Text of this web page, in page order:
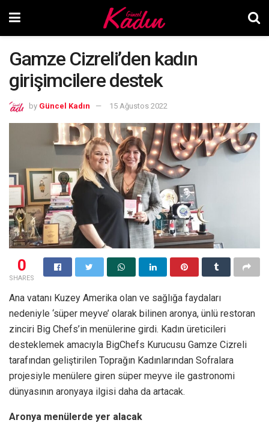
Gamze Cizreli’den kadın
girişimcilere destek
by Güncel Kadın 15 Ağustos 2022
0
SHARES
Ana vatanı Kuzey Amerika olan ve sağlığa faydaları
nedeniyle ‘süper meyve’ olarak bilinen aronya, ünlü restoran
zinciri Big Chefs’in menülerine girdi. Kadın üreticileri
desteklemek amacıyla BigChefs Kurucusu Gamze Cizreli
tarafından geliştirilen Toprağın Kadınlarından Sofralara
projesiyle menülere giren süper meyve ile gastronomi
dünyasının aronyaya ilgisi daha da artacak.
Aronya menülerde yer alacak